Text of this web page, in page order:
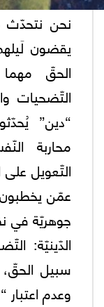
نحن نتحدّث
يقضون
الحقّ
التّضحيات
“دين”
محاربة
التّعويل
عمّن
جوهريّة في
الدّينيّة:
سبيل
وعدم